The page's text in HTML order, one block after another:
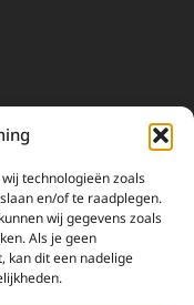
technologieën zoals
en/of te raadplegen.
wij gegevens zoals
Als je geen
kan dit een nadelige